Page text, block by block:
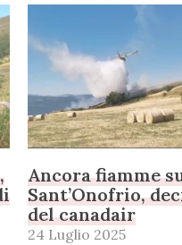
Ancora fiamme
Sant’Onofrio,
del canadair
24 Luglio 2025